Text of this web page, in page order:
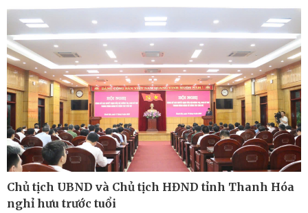
Kinh tế
Bất động sản
Khởi nghiệp
Thị trường
Giá vàng
Tiêu dùng
Tỷ giá
Chứng khoán
Giá cà phê
Chủ tịch UBND và Chủ tịch HĐND tỉnh Thanh Hóa
nghỉ hưu trước tuổi